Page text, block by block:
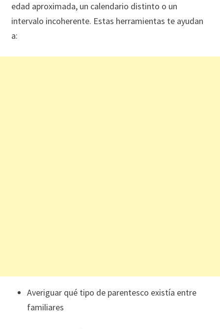
edad aproximada, un calendario distinto o un
intervalo incoherente. Estas herramientas te ayudan
a:
Averiguar qué tipo de parentesco existía entre
familiares